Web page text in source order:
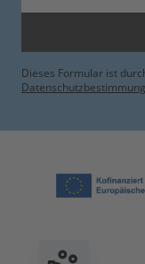
Dieses Formular ist